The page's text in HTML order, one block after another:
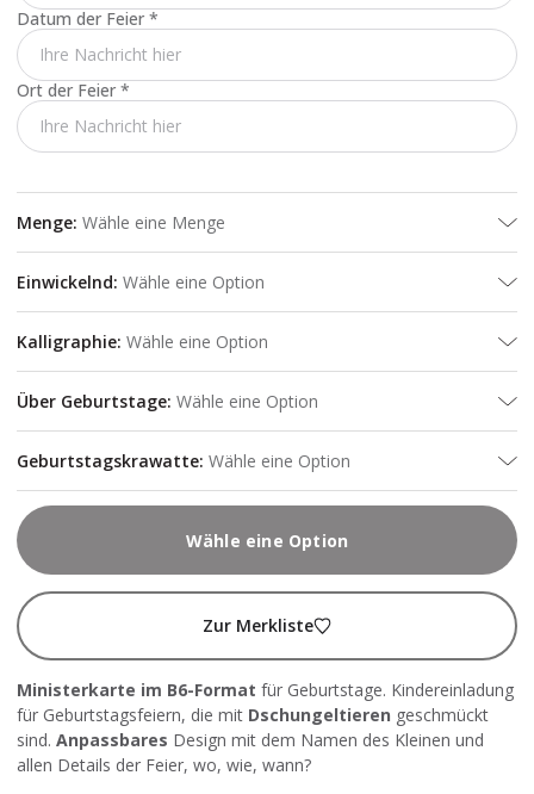
Datum der Feier *
Ort der Feier *
Menge: Wähle eine Menge
Einwickelnd: Wähle eine Option
Kalligraphie: Wähle eine Option
Über Geburtstage: Wähle eine Option
Geburtstagskrawatte: Wähle eine Option
Wähle eine Option
Zur Merkliste
Ministerkarte im B6-Format für Geburtstage. Kindereinladung
für Geburtstagsfeiern, die mit Dschungeltieren geschmückt
sind. Anpassbares Design mit dem Namen des Kleinen und
allen Details der Feier, wo, wie, wann?